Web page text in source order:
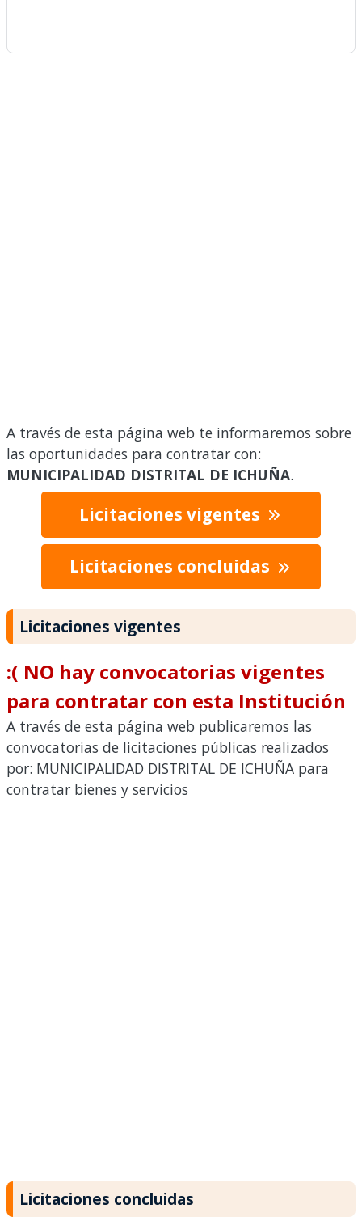
A través de esta página web te informaremos sobre
las oportunidades para contratar con:
MUNICIPALIDAD DISTRITAL DE ICHUÑA.
Licitaciones vigentes
Licitaciones concluidas
Licitaciones vigentes
:( NO hay convocatorias vigentes
para contratar con esta Institución
A través de esta página web publicaremos las
convocatorias de licitaciones públicas realizados
por: MUNICIPALIDAD DISTRITAL DE ICHUÑA para
contratar bienes y servicios
Licitaciones concluidas